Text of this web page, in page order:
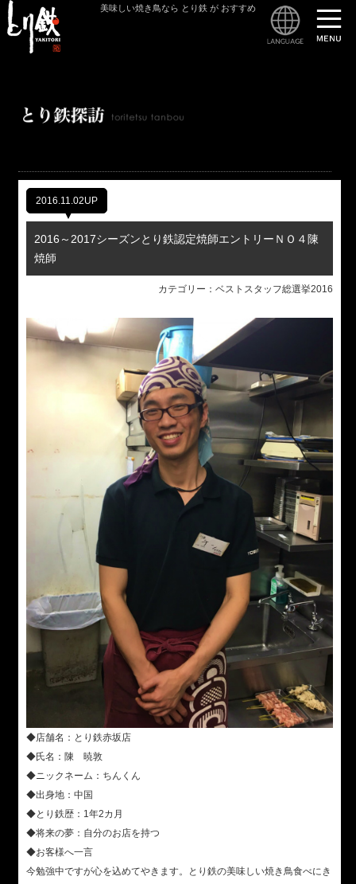
美味しい焼き鳥なら とり鉄 が おすすめ
2016.11.02UP
2016～2017シーズンとり鉄認定焼師エントリーＮＯ４陳
焼師
カテゴリー：ベストスタッフ総選挙2016
◆店舗名：とり鉄赤坂店
◆氏名：陳 暁敦
◆ニックネーム：ちんくん
◆出身地：中国
◆とり鉄歴：1年2カ月
◆将来の夢：自分のお店を持つ
◆お客様へ一言
今勉強中ですが心を込めてやきます。とり鉄の美味しい焼き鳥食べにき